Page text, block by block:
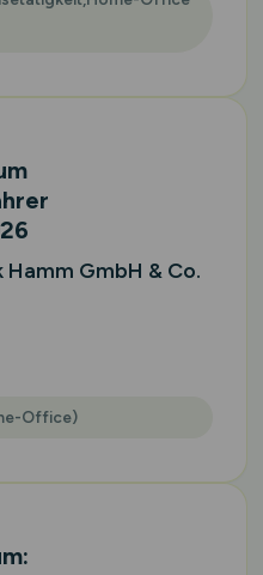
Hamm GmbH & Co.
Office)